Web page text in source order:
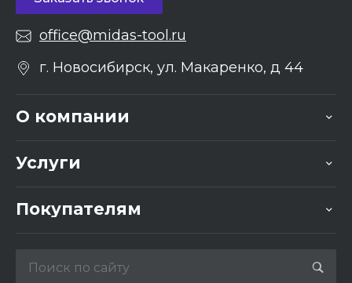
office@midas-tool.ru
г. Новосибирск, ул. Макаренко, д 44
О компании
Услуги
Покупателям